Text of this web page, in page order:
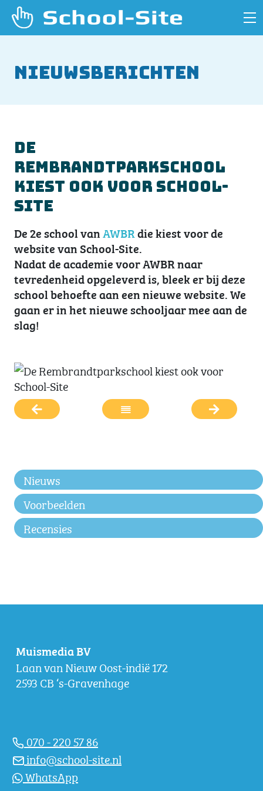
Nieuwsberichten
De
Rembrandtparkschool
kiest ook voor School-
Site
De 2e school vanAWBRdie kiest voor de
website van School-Site.
Nadat de academie voor AWBR naar
tevredenheid opgeleverd is, bleek er bij deze
school behoefte aan een nieuwe website. We
gaan er in het nieuwe schooljaar mee aan de
slag!
Nieuws
Voorbeelden
Recensies
Muismedia BV
Laan van Nieuw Oost-indië 172
2593 CB ‘s-Gravenhage
070 - 220 57 86
info@school-site.nl
WhatsApp